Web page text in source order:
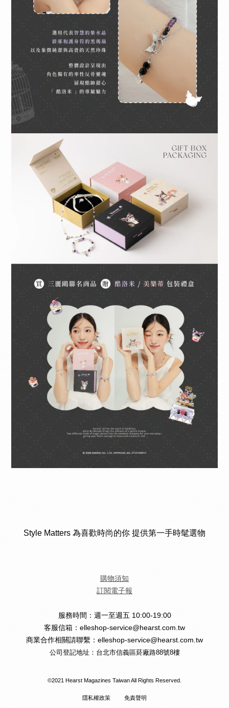
Style Matters 為喜歡時尚的你 提供第一手時髦選物
購物須知
訂閱電子報
服務時間：週一至週五 10:00-19:00
客服信箱：elleshop-service@hearst.com.tw
商業合作相關請聯繫：elleshop-service@hearst.com.tw
公司登記地址：台北市信義區菸廠路88號8樓
©2021 Hearst Magazines Taiwan All Rights Reserved.
隱私權政策 免責聲明